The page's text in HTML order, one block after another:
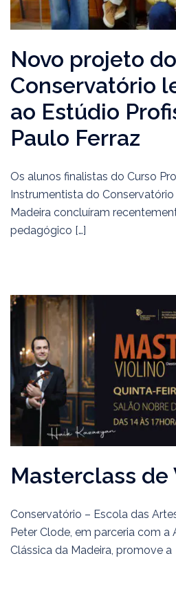
Novo projeto do
Conservatório
ao Estúdio
Paulo Ferraz
Os alunos finalistas do Curso
Instrumentista do
Madeira concluíram
pedagógico […]
Masterclass de
Conservatório – Escola das
Peter Clode, em parceria com
Clássica da Madeira, promove a